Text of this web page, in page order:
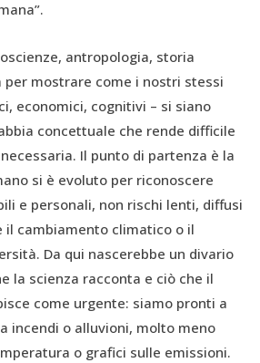
antropologia, storia
per mostrare come i nostri stessi
economici, cognitivi – si siano
concettuale che rende difficile
Il punto di partenza è la
si è evoluto per riconoscere
e personali, non rischi lenti, diffusi
il cambiamento climatico o il
Da qui nascerebbe un divario
la scienza racconta e ciò che il
come urgente: siamo pronti a
incendi o alluvioni, molto meno
o grafici sulle emissioni.